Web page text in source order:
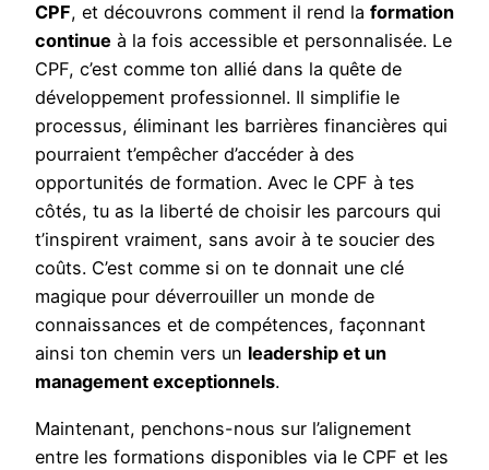
CPF, et découvrons comment il rend la formation
continue à la fois accessible et personnalisée. Le
CPF, c’est comme ton allié dans la quête de
développement professionnel. Il simplifie le
processus, éliminant les barrières financières qui
pourraient t’empêcher d’accéder à des
opportunités de formation. Avec le CPF à tes
côtés, tu as la liberté de choisir les parcours qui
t’inspirent vraiment, sans avoir à te soucier des
coûts. C’est comme si on te donnait une clé
magique pour déverrouiller un monde de
connaissances et de compétences, façonnant
ainsi ton chemin vers un leadership et un
management exceptionnels.
Maintenant, penchons-nous sur l’alignement
entre les formations disponibles via le CPF et les